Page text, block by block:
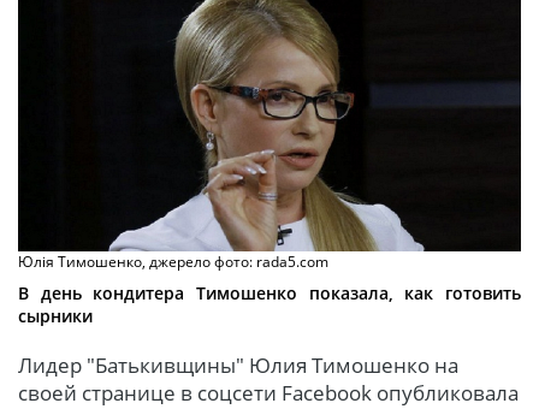
Юлія Тимошенко, джерело фото: rada5.com
В день кондитера Тимошенко показала, как готовить
сырники
Лидер "Батькивщины" Юлия Тимошенко на
своей странице в соцсети Facebook опубликовала